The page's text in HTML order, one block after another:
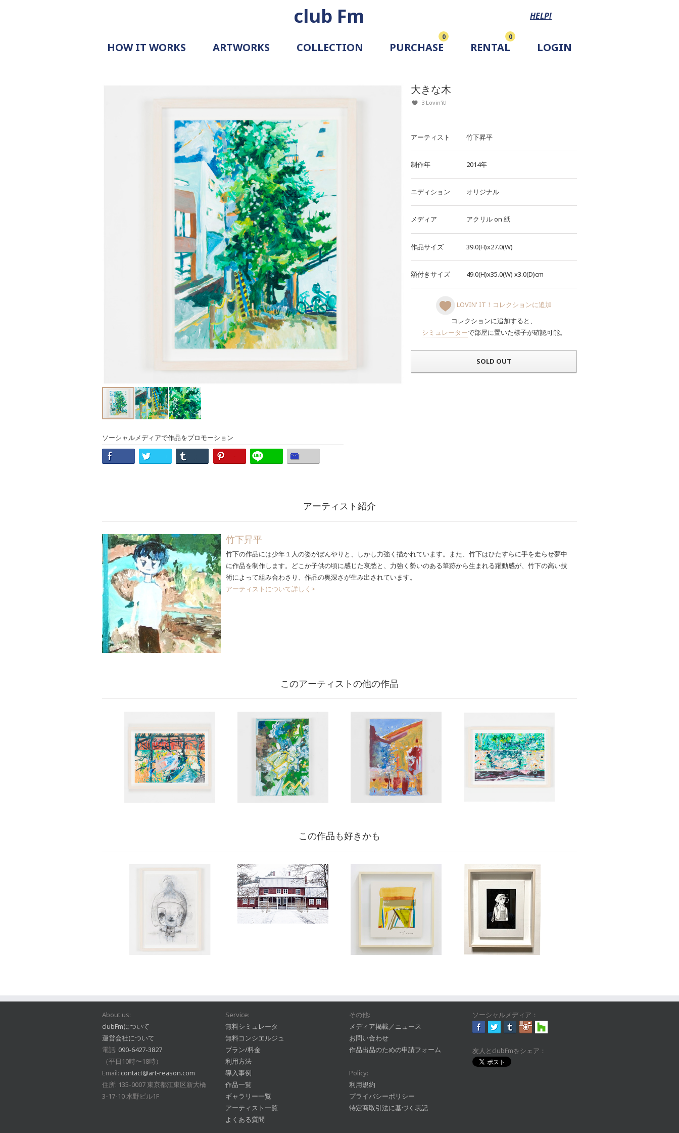
club Fm HELP!
HOW IT WORKS
DOCUMENT
ARTWORKS
COLLECTION
PURCHASE
0
RENTAL
0
LOGIN
ソーシャルメディアで作品をプロモーション
大きな木
3 Lovin'it!
アーティスト 竹下昇平
制作年 2014年
エディション オリジナル
メディア アクリルon 紙
作品サイズ 39.0(H)x27.0(W)
額付きサイズ 49.0(H)x35.0(W) x3.0(D)cm
LOVIN' IT！コレクションに追加
コレクションに追加すると、
シミュレーターで部屋に置いた様子が確認可能。
SOLD OUT
アーティスト紹介
竹下昇平
竹下の作品には少年１人の姿がぼんやりと、しかし力強く描かれています。また、竹下はひたすらに手を走らせ夢中
に作品を制作します。どこか子供の頃に感じた哀愁と、力強く勢いのある筆跡から生まれる躍動感が、竹下の高い技
術によって組み合わさり、作品の奥深さが生み出されています。
アーティストについて詳しく>
このアーティストの他の作品
この作品も好きかも
About us:
clubFmについて
運営会社について
電話: 090-6427-3827
（平日10時〜18時）
Email: contact@art-reason.com
住所: 135-0007 東京都江東区新大橋
3-17-10 水野ビル1F
Service:
無料シミュレータ
無料コンシエルジュ
プラン/料金
利用方法
導入事例
作品一覧
ギャラリー一覧
アーティスト一覧
よくある質問
その他:
メディア掲載／ニュース
お問い合わせ
作品出品のための申請フォーム
Policy:
利用規約
プライバシーポリシー
特定商取引法に基づく表記
ソーシャルメディア：
友人とclubFmをシェア：